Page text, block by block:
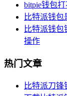
bitpie钱包
比特派钱
比特派钱
操作
热门文章
比特派刀